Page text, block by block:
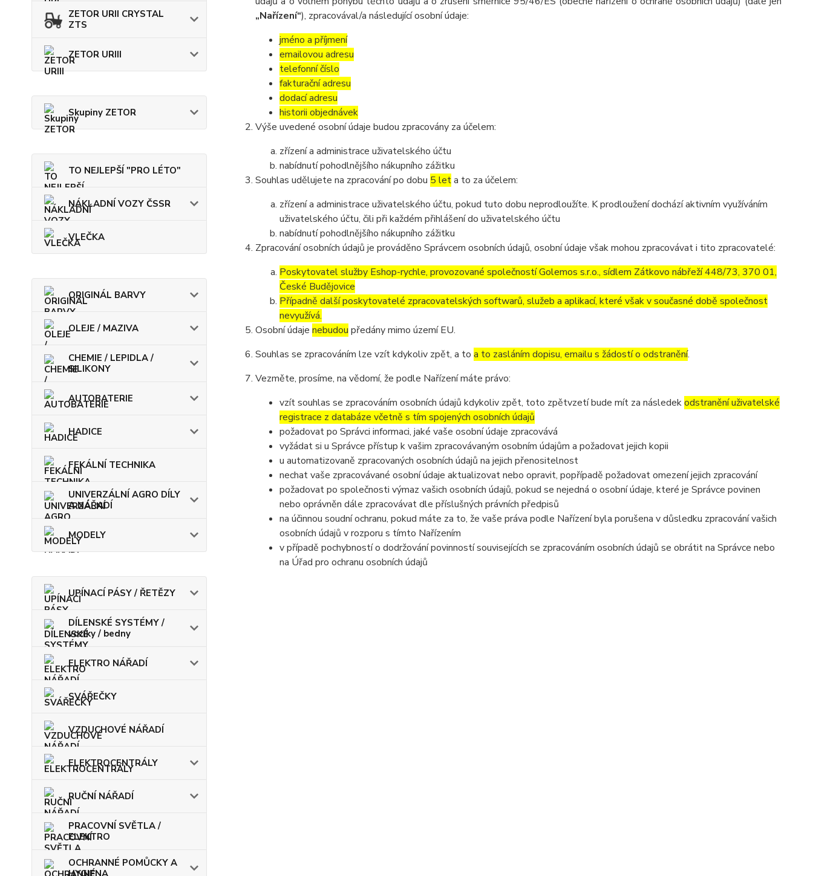
ZETOR URII CRYSTAL
ZTS
ZETOR URIII
Skupiny ZETOR
TO NEJLEPŠÍ "PRO LÉTO"
NÁKLADNÍ VOZY ČSSR
VLEČKA
ORIGINÁL BARVY
OLEJE / MAZIVA
CHEMIE / LEPIDLA /
SILIKONY
AUTOBATERIE
HADICE
FEKÁLNÍ TECHNIKA
UNIVERZÁLNÍ AGRO DÍLY
A NÁŘADÍ
MODELY
UPÍNACÍ PÁSY / ŘETĚZY
DÍLENSKÉ SYSTÉMY /
vozíky / bedny
ELEKTRO NÁŘADÍ
SVÁŘEČKY
VZDUCHOVÉ NÁŘADÍ
ELEKTROCENTRÁLY
RUČNÍ NÁŘADÍ
PRACOVNÍ SVĚTLA /
ELEKTRO
OCHRANNÉ POMŮCKY A
„Nařízení“), zpracovával/a následující osobní údaje:
jméno a příjmení
emailovou adresu
telefonní číslo
fakturační adresu
dodací adresu
historii objednávek
Výše uvedené osobní údaje budou zpracovány za účelem:
zřízení a administrace uživatelského účtu
nabídnutí pohodlnějšího nákupního zážitku
Souhlas udělujete na zpracování po dobu 5 leta to za účelem:
zřízení a administrace uživatelského účtu, pokud tuto dobu neprodloužíte. K prodloužení dochází aktivním využíváním
uživatelského účtu, čili při každém přihlášení do uživatelského účtu
nabídnutí pohodlnějšího nákupního zážitku
Zpracování osobních údajů je prováděno Správcem osobních údajů, osobní údaje však mohou zpracovávat i tito zpracovatelé:
Poskytovatel služby Eshop-rychle, provozované společností Golemos s.r.o., sídlem Zátkovo nábřeží 448/73, 370 01,
České Budějovice
Případně další poskytovatelé zpracovatelských softwarů, služeb a aplikací, které však v současné době společnost
nevyužívá.
Osobní údaje nebudou předány mimo území EU.
Souhlas se zpracováním lze vzít kdykoliv zpět, a to a to zasláním dopisu, emailu s žádostí o odstranění.
Vezměte, prosíme, na vědomí, že podle Nařízení máte právo:
vzít souhlas se zpracováním osobních údajů kdykoliv zpět, toto zpětvzetí bude mít za následekodstranění uživatelské
registrace z databáze včetně s tím spojených osobních údajů
požadovat po Správci informaci, jaké vaše osobní údaje zpracovává
vyžádat si u Správce přístup k vašim zpracovávaným osobním údajům a požadovat jejich kopii
u automatizovaně zpracovaných osobních údajů na jejich přenositelnost
nechat vaše zpracovávané osobní údaje aktualizovat nebo opravit, popřípadě požadovat omezení jejich zpracování
požadovat po společnosti výmaz vašich osobních údajů, pokud se nejedná o osobní údaje, které je Správce povinen
nebo oprávněn dále zpracovávat dle příslušných právních předpisů
na účinnou soudní ochranu, pokud máte za to, že vaše práva podle Nařízení byla porušena v důsledku zpracování vašich
osobních údajů v rozporu s tímto Nařízením
v případě pochybností o dodržování povinností souvisejících se zpracováním osobních údajů se obrátit na Správce nebo
na Úřad pro ochranu osobních údajů